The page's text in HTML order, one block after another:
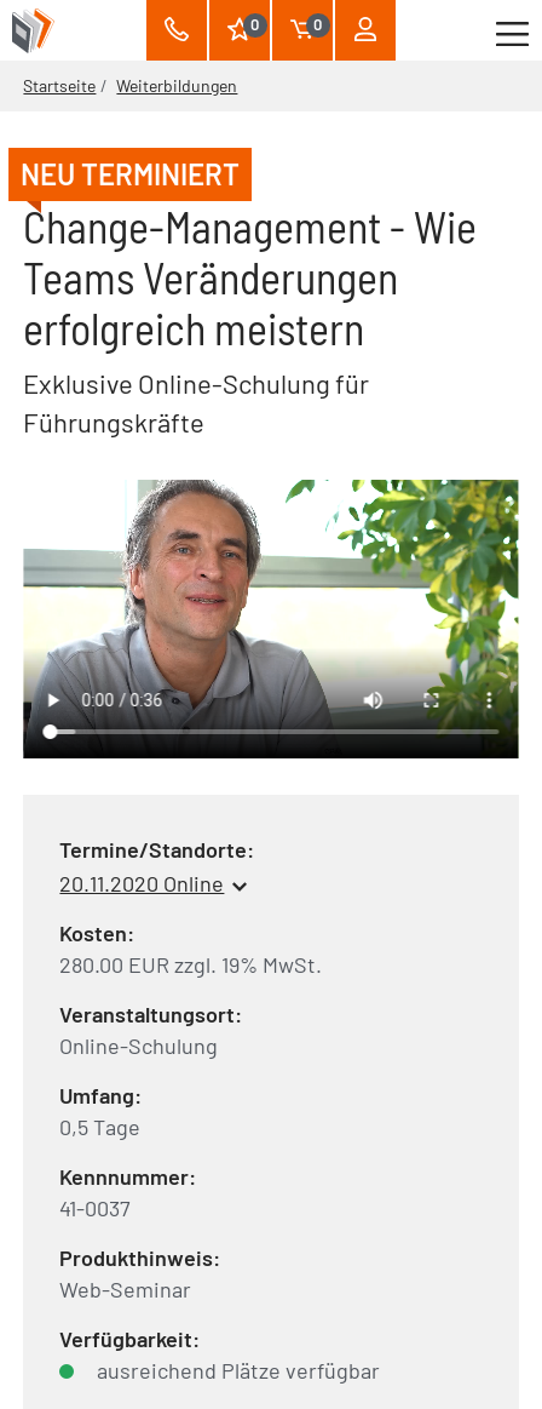
0 0
Startseite Weiterbildungen
NEU TERMINIERT
Change-Management - Wie
Teams Veränderungen
erfolgreich meistern
Exklusive Online-Schulung für
Führungskräfte
Termine/Standorte:
20.11.2020 Online
Kosten:
280.00 EUR zzgl. 19% MwSt.
Veranstaltungsort:
Online-Schulung
Umfang:
0,5 Tage
Kennnummer:
41-0037
Produkthinweis:
Web-Seminar
Verfügbarkeit:
ausreichend Plätze verfügbar